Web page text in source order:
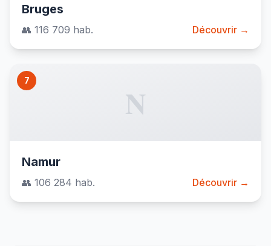
Bruges
👥 116 709 hab. Découvrir →
7
N
Namur
👥 106 284 hab. Découvrir →